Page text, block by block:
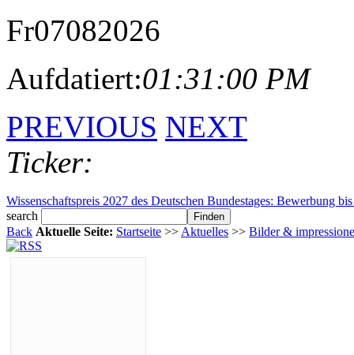
Fr07082026
Aufdatiert:01:31:00 PM
PREVIOUS NEXT
Ticker:
search
Back Aktuelle Seite: Startseite >> Aktuelles >> Bilder &